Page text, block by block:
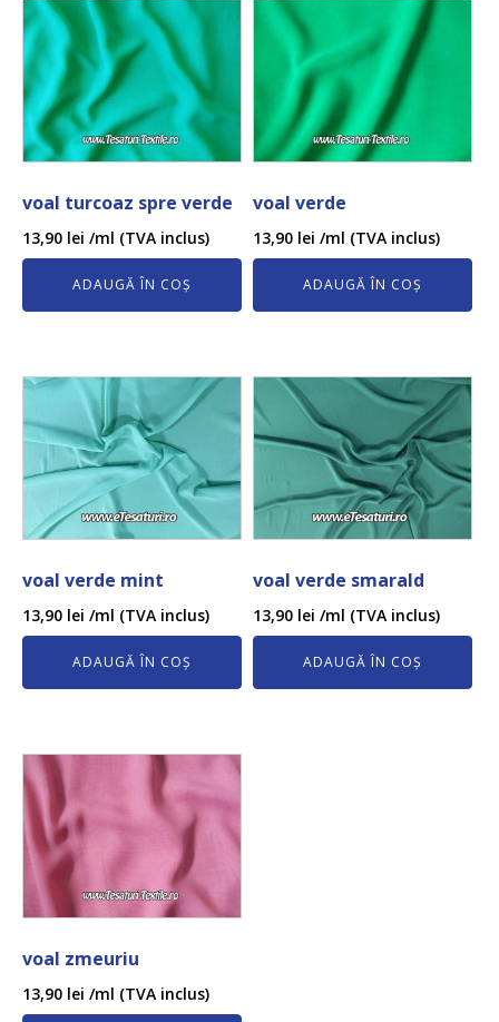
voal turcoaz spre verde
13,90 lei /ml (TVA inclus)
ADAUGĂ ÎN COȘ
voal verde
13,90 lei /ml (TVA inclus)
ADAUGĂ ÎN COȘ
voal verde mint
13,90 lei /ml (TVA inclus)
ADAUGĂ ÎN COȘ
voal verde smarald
13,90 lei /ml (TVA inclus)
ADAUGĂ ÎN COȘ
voal zmeuriu
13,90 lei /ml (TVA inclus)